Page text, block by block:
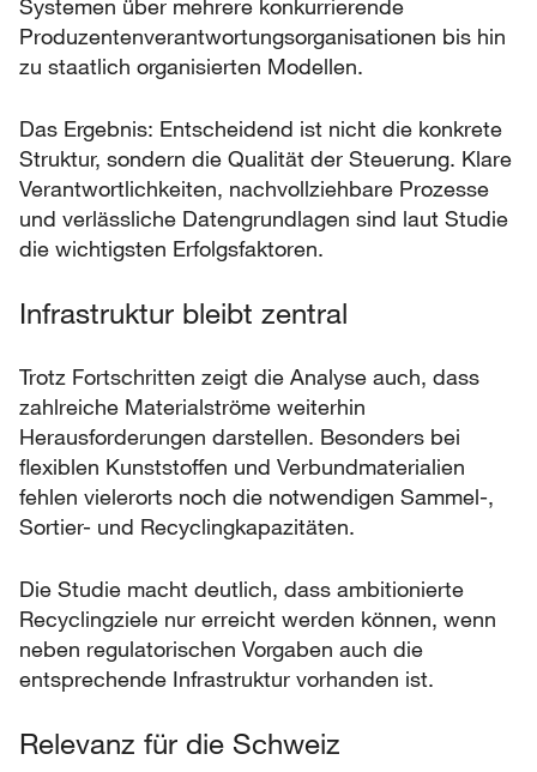
Systemen über mehrere konkurrierende
Produzentenverantwortungsorganisationen bis hin
zu staatlich organisierten Modellen.
Das Ergebnis: Entscheidend ist nicht die konkrete
Struktur, sondern die Qualität der Steuerung. Klare
Verantwortlichkeiten, nachvollziehbare Prozesse
und verlässliche Datengrundlagen sind laut Studie
die wichtigsten Erfolgsfaktoren.
Infrastruktur bleibt zentral
Trotz Fortschritten zeigt die Analyse auch, dass
zahlreiche Materialströme weiterhin
Herausforderungen darstellen. Besonders bei
flexiblen Kunststoffen und Verbundmaterialien
fehlen vielerorts noch die notwendigen Sammel-,
Sortier- und Recyclingkapazitäten.
Die Studie macht deutlich, dass ambitionierte
Recyclingziele nur erreicht werden können, wenn
neben regulatorischen Vorgaben auch die
entsprechende Infrastruktur vorhanden ist.
Relevanz für die Schweiz